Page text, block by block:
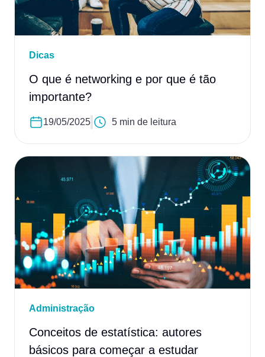
Dicas
O que é networking e por que é tão
importante?
19/05/2025 5 min de leitura
Administração
Conceitos de estatística: autores
básicos para começar a estudar